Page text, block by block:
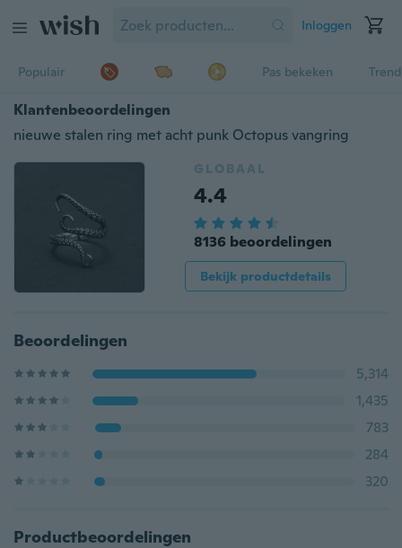
Inloggen
Populair Pas bekeken
Klantenbeoordelingen
nieuwe stalen ring met acht punk Octopus vangring
GLOBAAL
4.4
8136 beoordelingen
Bekijk productdetails
Beoordelingen
5,314
1,435
783
284
320
Productbeoordelingen